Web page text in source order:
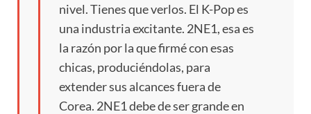
nivel. Tienes que verlos. El K-Pop es
una industria excitante. 2NE1, esa es
la razón por la que firmé con esas
chicas, produciéndolas, para
extender sus alcances fuera de
Corea. 2NE1 debe de ser grande en